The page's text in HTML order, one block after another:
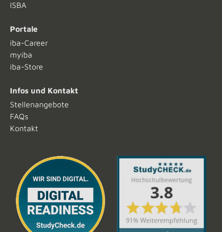
ISBA
Portale
iba-Career
myiba
iba-Store
Infos und Kontakt
Stellenangebote
FAQs
Kontakt